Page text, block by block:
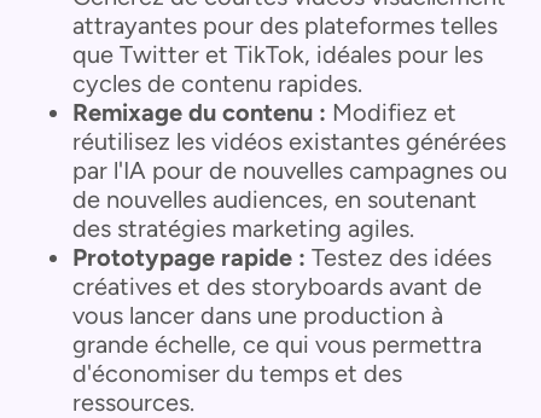
attrayantes pour des plateformes telles
que Twitter et TikTok, idéales pour les
cycles de contenu rapides.
Remixage du contenu : Modifiez et
réutilisez les vidéos existantes générées
par l'IA pour de nouvelles campagnes ou
de nouvelles audiences, en soutenant
des stratégies marketing agiles.
Prototypage rapide : Testez des idées
créatives et des storyboards avant de
vous lancer dans une production à
grande échelle, ce qui vous permettra
d'économiser du temps et des
ressources.